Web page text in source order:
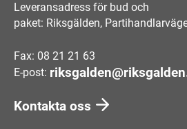
Leveransadress för bud och
paket: Riksgälden,
Fax: 08 21 21 63
E-post:
Kontakta oss